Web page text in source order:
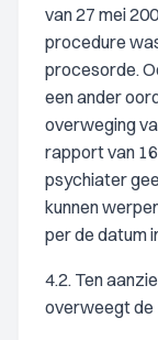
van 27 mei
procedure
procesorde.
een ander
overweging
rapport van
psychiater
kunnen
per de datum
4.2. Ten
overweegt de